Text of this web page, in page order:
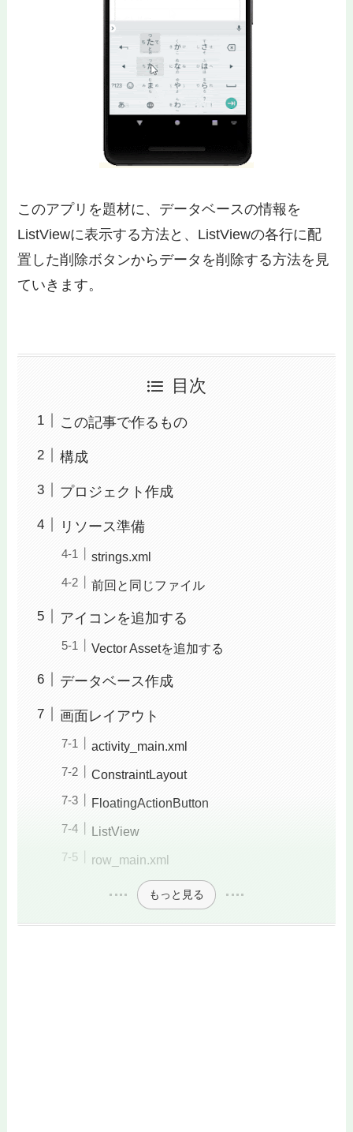
このアプリを題材に、データベースの情報を
ListViewに表示する方法と、ListViewの各行に配
置した削除ボタンからデータを削除する方法を見
ていきます。
目次
この記事で作るもの
構成
プロジェクト作成
リソース準備
strings.xml
前回と同じファイル
アイコンを追加する
Vector Assetを追加する
データベース作成
画面レイアウト
activity_main.xml
ConstraintLayout
FloatingActionButton
ListView
row_main.xml
もっと見る